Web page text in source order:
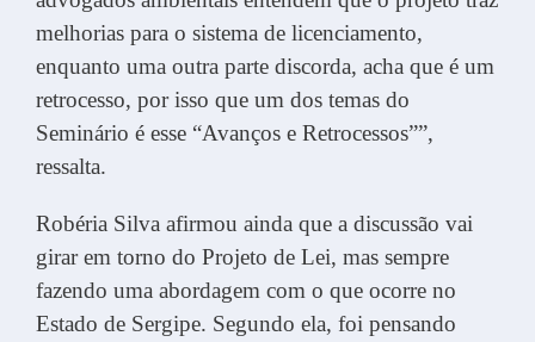
melhorias para o sistema de licenciamento,
enquanto uma outra parte discorda, acha que é um
retrocesso, por isso que um dos temas do
Seminário é esse “Avanços e Retrocessos””,
ressalta.
Robéria Silva afirmou ainda que a discussão vai
girar em torno do Projeto de Lei, mas sempre
fazendo uma abordagem com o que ocorre no
Estado de Sergipe. Segundo ela, foi pensando